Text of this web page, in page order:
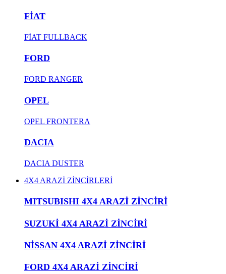
FİAT
FİAT FULLBACK
FORD
FORD RANGER
OPEL
OPEL FRONTERA
DACIA
DACIA DUSTER
4X4 ARAZİ ZİNCİRLERİ
MITSUBISHI 4X4 ARAZİ ZİNCİRİ
SUZUKİ 4X4 ARAZİ ZİNCİRİ
NİSSAN 4X4 ARAZİ ZİNCİRİ
FORD 4X4 ARAZİ ZİNCİRİ